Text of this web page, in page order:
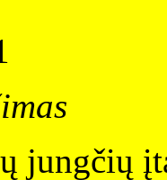
jungčių